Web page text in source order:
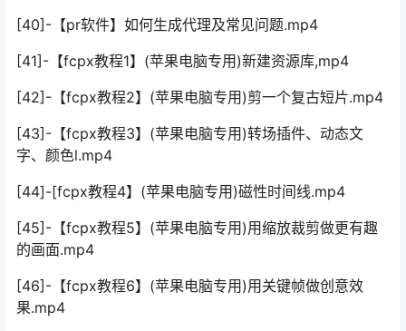
[40]-【pr软件】如何生成代理及常见问题.mp4
[41]-【fcpx教程1】(苹果电脑专用)新建资源库,mp4
[42]-【fcpx教程2】(苹果电脑专用)剪一个复古短片.mp4
[43]-【fcpx教程3】(苹果电脑专用)转场插件、动态文
字、颜色l.mp4
[44]-[fcpx教程4】(苹果电脑专用)磁性时间线.mp4
[45]-【fcpx教程5】(苹果电脑专用)用缩放裁剪做更有趣
的画面.mp4
[46]-【fcpx教程6】(苹果电脑专用)用关键帧做创意效
果.mp4